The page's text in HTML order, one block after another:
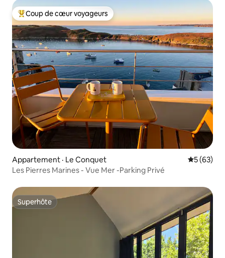
Coup de cœur voyageurs parmi les plus aimés
Coup de cœur voyageurs
Appartement · Le Conquet Note
5 (63)
Les Pierres Marines - Vue Mer -Parking Privé
Superhôte
Superhôte